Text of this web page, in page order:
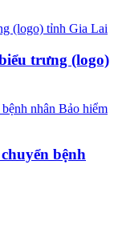
trưng (logo)
bệnh